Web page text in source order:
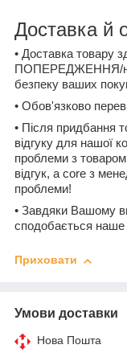
Доставка й
• Доставка товару
ПОПЕРЕДЖЕННЯ/
безпеку ваших
• Обов'язково
• Після придбання
відгуку для нашої
проблеми з
відгук, а core з
проблеми!
• Завдяки Вашому
сподобається наше
Приховати
Умови доставки
Нова Пошта